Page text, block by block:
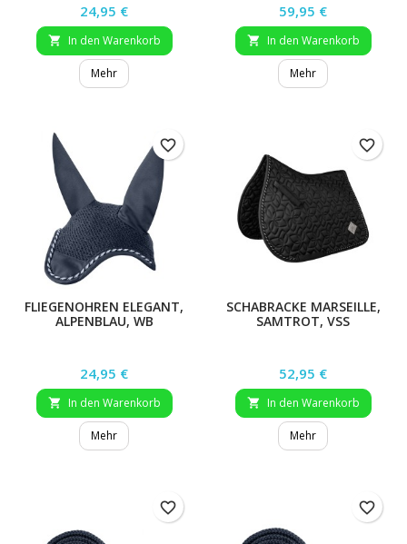
Preis
24,95 €
 In den Warenkorb
Mehr
Preis
59,95 €
 In den Warenkorb
Mehr
FLIEGENOHREN ELEGANT,
ALPENBLAU, WB
Preis
24,95 €
 In den Warenkorb
Mehr
favorite_border
SCHABRACKE MARSEILLE,
SAMTROT, VSS
Preis
52,95 €
 In den Warenkorb
Mehr
favorite_border
favorite_border favorite_border